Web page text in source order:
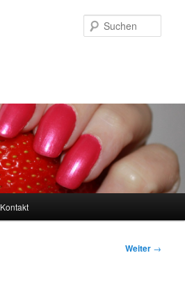
Kontakt
Weiter →